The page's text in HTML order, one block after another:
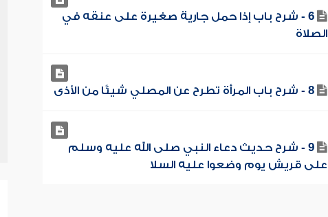
6 - شرح باب إذا حمل جارية صغيرة على عنقه في
الصلاة
8 - شرح باب المرأة تطرح عن المصلي شيئًا من الأذى
9 - شرح حديث دعاء النبي صلى الله عليه وسلم
على قريش يوم وضعوا عليه السلا